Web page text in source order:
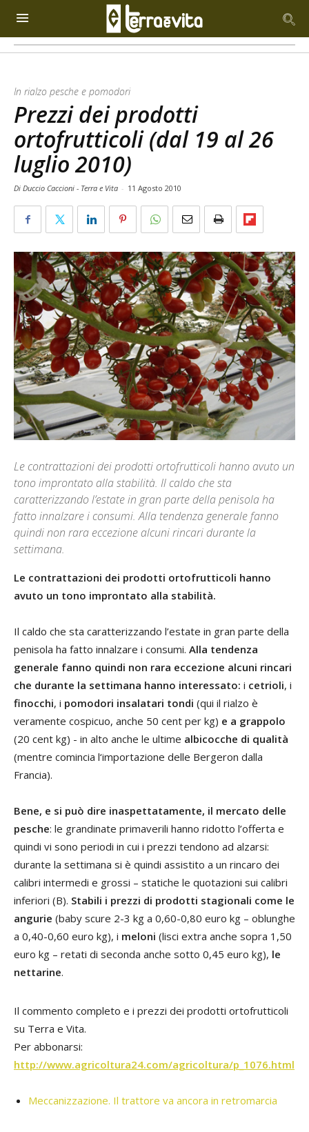
In rialzo pesche e pomodori
Prezzi dei prodotti
ortofrutticoli (dal 19 al 26
luglio 2010)
Di Duccio Caccioni - Terra e Vita - 11 Agosto 2010
Le contrattazioni dei prodotti ortofrutticoli hanno avuto un
tono improntato alla stabilità. Il caldo che sta
caratterizzando l’estate in gran parte della penisola ha
fatto innalzare i consumi. Alla tendenza generale fanno
quindi non rara eccezione alcuni rincari durante la
settimana.
Le contrattazioni dei prodotti ortofrutticoli hanno
avuto un tono improntato alla stabilità.
Il caldo che sta caratterizzando l’estate in gran parte della
penisola ha fatto innalzare i consumi. Alla tendenza
generale fanno quindi non rara eccezione alcuni rincari
che durante la settimana hanno interessato: i cetrioli, i
finocchi, i pomodori insalatari tondi (qui il rialzo è
veramente cospicuo, anche 50 cent per kg) e a grappolo
(20 cent kg) - in alto anche le ultime albicocche di qualità
(mentre comincia l‘importazione delle Bergeron dalla
Francia).
Bene, e si può dire inaspettatamente, il mercato delle
pesche: le grandinate primaverili hanno ridotto l’offerta e
quindi vi sono periodi in cui i prezzi tendono ad alzarsi:
durante la settimana si è quindi assistito a un rincaro dei
calibri intermedi e grossi – statiche le quotazioni sui calibri
inferiori (B). Stabili i prezzi di prodotti stagionali come le
angurie (baby scure 2-3 kg a 0,60-0,80 euro kg – oblunghe
a 0,40-0,60 euro kg), i meloni (lisci extra anche sopra 1,50
euro kg – retati di seconda anche sotto 0,45 euro kg), le
nettarine.
Il commento completo e i prezzi dei prodotti ortofrutticoli
su Terra e Vita.
Per abbonarsi:
http://www.agricoltura24.com/agricoltura/p_1076.html
Meccanizzazione. Il trattore va ancora in retromarcia